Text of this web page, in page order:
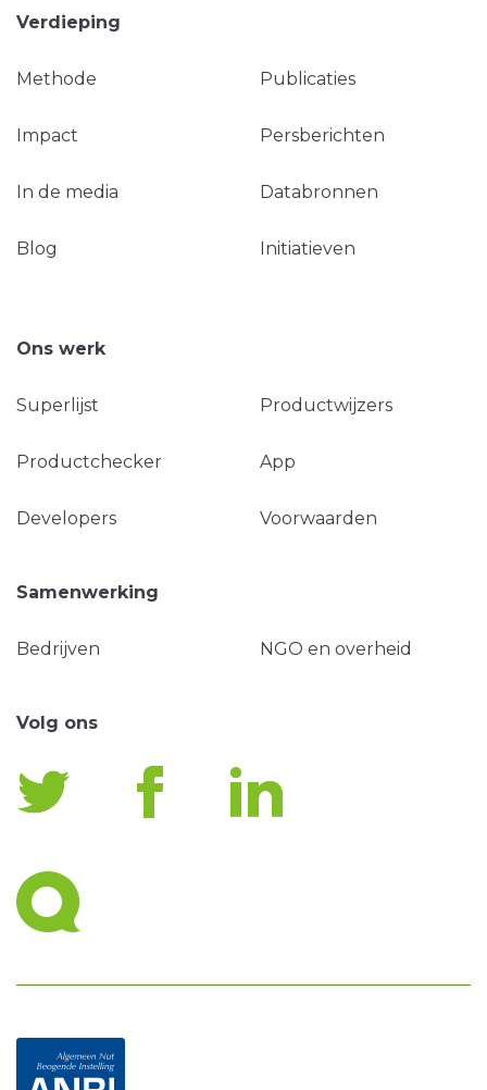
Verdieping
Methode Publicaties
Impact Persberichten
In de media Databronnen
Blog Initiatieven
Ons werk
Superlijst Productwijzers
Productchecker App
Developers Voorwaarden
Samenwerking
Bedrijven NGO en overheid
Volg ons